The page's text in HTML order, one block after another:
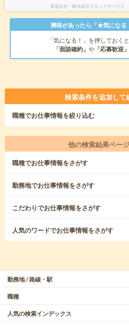
派遣会社 株式会社スタッフサービス
興味があったら「★気になる
「気になる！」を押しておく
「面談確約」 や 「応募歓迎」
検索条件を追加して
職種でお仕事情報を絞り込む
他の検索結果ペー
職種でお仕事情報をさがす
勤務地でお仕事情報をさがす
こだわりでお仕事情報をさがす
人気のワードでお仕事情報をさがす
勤務地 / 路線・駅
職種
人気の検索インデックス